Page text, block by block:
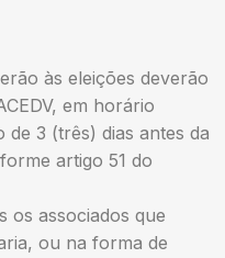
às eleições deverão
em horário
3 (três) dias antes da
artigo 51 do
os associados que
ou na forma de